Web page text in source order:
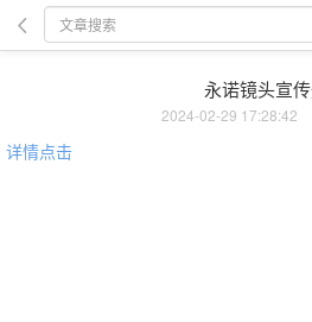
永诺镜头宣
2024-02-29 17:28:42
详情点击